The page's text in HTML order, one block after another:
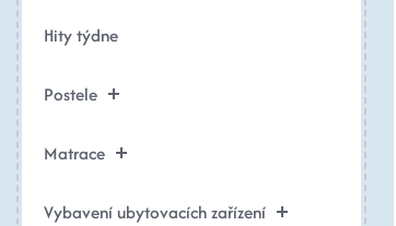
Hity týdne
Postele
Matrace
Vybavení ubytovacích zařízení